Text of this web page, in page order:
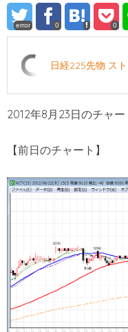
error 0 0
日経225先物 ス
2012年8月23日のチャ
【前日のチャート】